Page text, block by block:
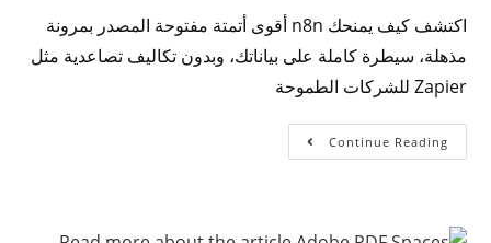
اكتشف كيف يمنحك n8n أقوى أتمتة مفتوحة المصدر بمرونة
مذهلة، سيطرة كاملة على بياناتك، وبدون تكاليف تصاعدية مثل
Zapier للشركات الطموحة
Continue Reading